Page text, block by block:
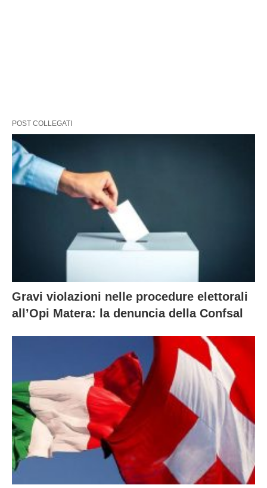
POST COLLEGATI
Gravi violazioni nelle procedure elettorali
all’Opi Matera: la denuncia della Confsal